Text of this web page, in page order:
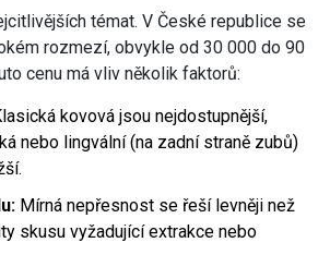
témat. V České republice se
rozmezí, obvykle od 30 000 do 90
cenu má vliv několik faktorů:
kovová jsou nejdostupnější,
nebo lingvální (na zadní straně zubů)
Mírná nepřesnost se řeší levněji než
skusu vyžadující extrakce nebo